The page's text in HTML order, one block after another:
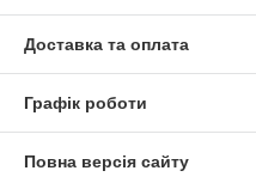
Доставка та оплата
Графік роботи
Повна версія сайту